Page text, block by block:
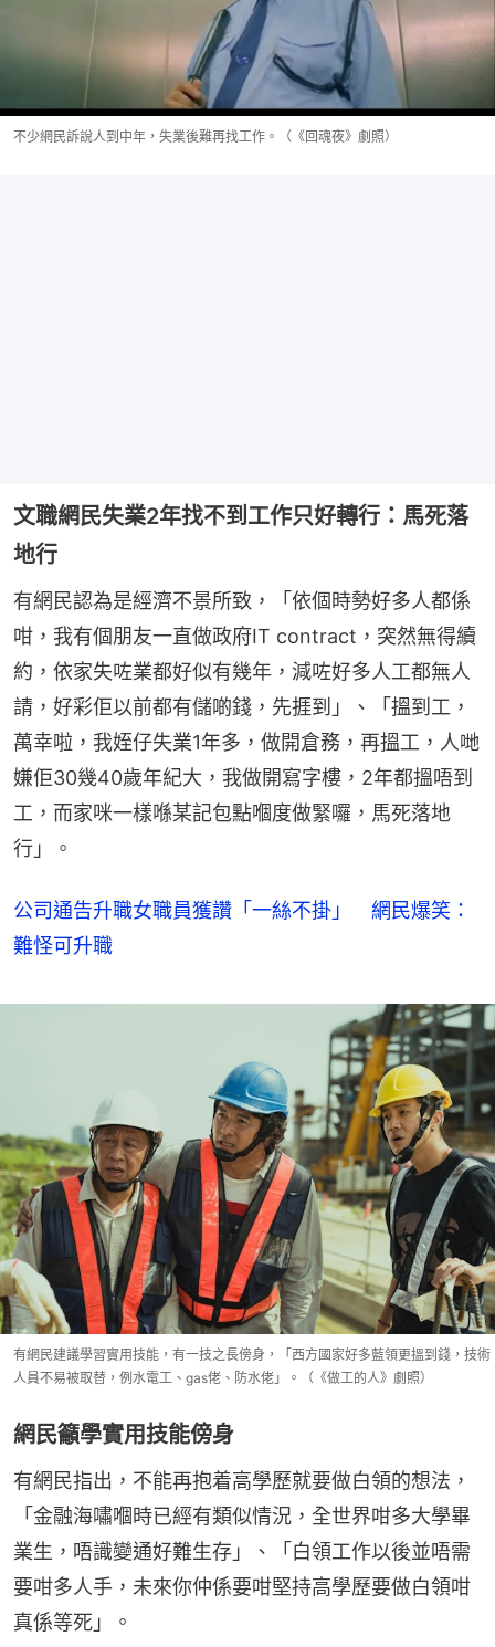
不少網民訴說人到中年，失業後難再找工作。（《回魂夜》劇照）
文職網民失業2年找不到工作只好轉行：馬死落
地行
有網民認為是經濟不景所致，「依個時勢好多人都係
咁，我有個朋友一直做政府IT contract，突然無得續
約，依家失咗業都好似有幾年，減咗好多人工都無人
請，好彩佢以前都有儲啲錢，先捱到」、「搵到工，
萬幸啦，我姪仔失業1年多，做開倉務，再搵工，人哋
嫌佢30幾40歲年紀大，我做開寫字樓，2年都搵唔到
工，而家咪一樣喺某記包點嗰度做緊囉，馬死落地
行」。
公司通告升職女職員獲讚「一絲不掛」 網民爆笑：
難怪可升職
有網民建議學習實用技能，有一技之長傍身，「西方國家好多藍領更搵到錢，技術
人員不易被取替，例水電工、gas佬、防水佬」。（《做工的人》劇照）
網民籲學實用技能傍身
有網民指出，不能再抱着高學歷就要做白領的想法，
「金融海嘯嗰時已經有類似情況，全世界咁多大學畢
業生，唔識變通好難生存」、「白領工作以後並唔需
要咁多人手，未來你仲係要咁堅持高學歷要做白領咁
真係等死」。